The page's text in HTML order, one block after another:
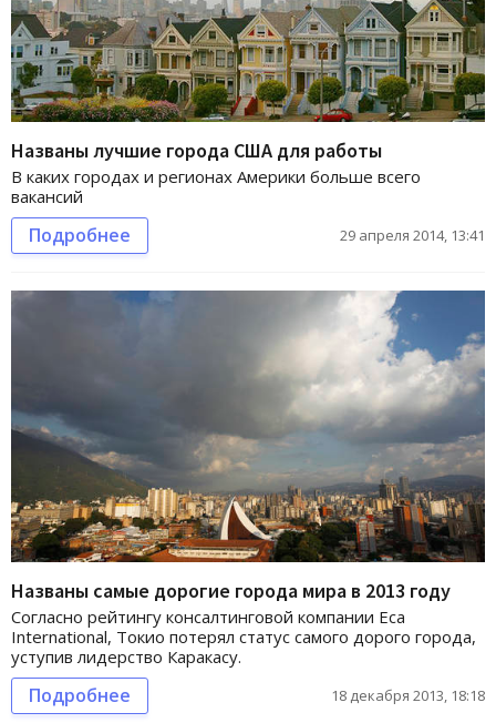
Названы лучшие города США для работы
В каких городах и регионах Америки больше всего
вакансий
Подробнее 29 апреля 2014, 13:41
Названы самые дорогие города мира в 2013 году
Согласно рейтингу консалтинговой компании Еca
Іnternational, Токио потерял статус самого дорого города,
уступив лидерство Каракасу.
Подробнее 18 декабря 2013, 18:18